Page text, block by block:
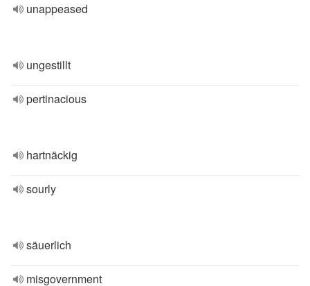
unappeased
ungestillt
pertinacious
hartnäckig
sourly
säuerlich
misgovernment